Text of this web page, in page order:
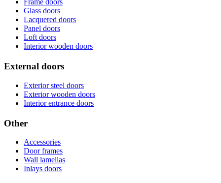
Frame doors
Glass doors
Lacquered doors
Panel doors
Loft doors
Interior wooden doors
External doors
Exterior steel doors
Exterior wooden doors
Interior entrance doors
Other
Accessories
Door frames
Wall lamellas
Inlays doors